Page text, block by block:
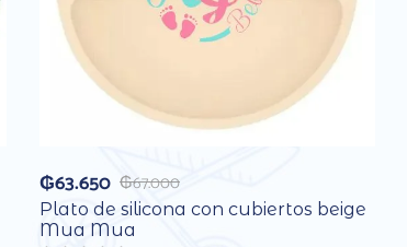
₲67.000
₲63.650
Plato de silicona con cubiertos beige
Mua Mua